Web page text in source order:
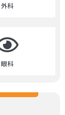
外科
眼科